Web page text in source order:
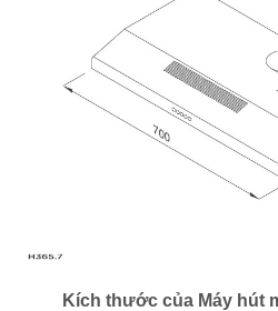
Kích thước của Máy hút